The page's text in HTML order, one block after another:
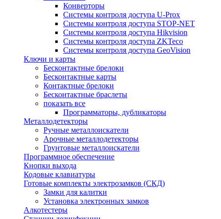
Конверторы
Системы контроля доступа U-Prox
Системы контроля доступа STOP-NET
Системы контроля доступа Hikvision
Системы контроля доступа ZKTeco
Системы контроля доступа GeoVision
Ключи и карты
Бесконтактные брелоки
Бесконтактные карты
Контактные брелоки
Бесконтактные браслеты
показать все
Программаторы, дубликаторы
Металлодетекторы
Ручные металлоискатели
Арочные металлодетекторы
Грунтовые металлоискатели
Программное обеспечение
Кнопки выхода
Кодовые клавиатуры
Готовые комплекты электрозамков (СКД)
Замки для калитки
Установка электронных замков
Алкотестеры